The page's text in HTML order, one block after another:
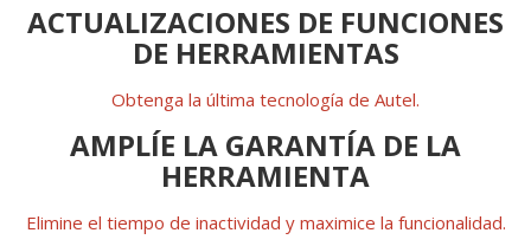
ACTUALIZACIONES DE FUNCIONES
DE HERRAMIENTAS
Obtenga la última tecnología de Autel.
AMPLÍE LA GARANTÍA DE LA
HERRAMIENTA
Elimine el tiempo de inactividad y maximice la funcionalidad.